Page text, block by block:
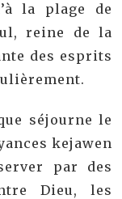
la plage de
reine de la
des esprits
séjourne le
kejawen
par des
Dieu, les